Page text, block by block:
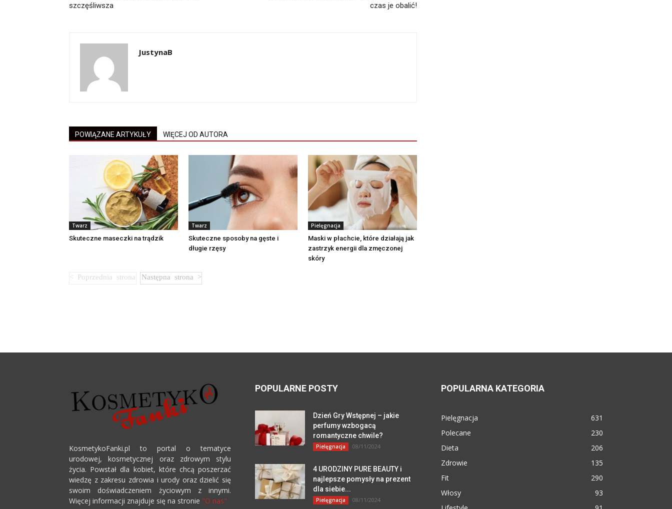
szczęśliwsza
czas je obalić!
JustynaB
POWIĄZANE ARTYKUŁY WIĘCEJ OD AUTORA
Twarz
Skuteczne maseczki na trądzik
Twarz
Skuteczne sposoby na gęste i
długie rzęsy
Pielęgnacja
Maski w płachcie, które działają jak
zastrzyk energii dla zmęczonej
skóry
KosmetykoFanki.pl to portal o tematyce
urodowej, kosmetycznej oraz zdrowym stylu
życia. Powstał dla kobiet, które chcą poszerzać
wiedzę z zakresu zdrowia i urody oraz dzielić się
swoim doświadczeniem życiowym z innymi.
Więcej informacji znajduje się na stronie "O nas"
POPULARNE POSTY
Dzień Gry Wstępnej – jakie
perfumy wzbogacą
romantyczne chwile?
Pielęgnacja 08/11/2024
4 URODZINY PURE BEAUTY i
najlepsze pomysły na prezent
dla siebie...
Pielęgnacja 08/11/2024
POPULARNA KATEGORIA
Pielęgnacja
631
Polecane
230
Dieta
206
Zdrowie
135
Fit
290
Włosy
93